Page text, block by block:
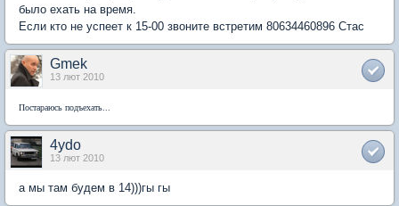
было ехать на время.
Если кто не успеет к 15-00 звоните встретим 80634460896 Стас
Gmek
13 лют 2010
Постараюсь подъехать...
4ydo
13 лют 2010
а мы там будем в 14)))гы гы